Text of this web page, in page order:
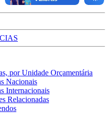
por Unidade Orçamentária
Nacionais
Internacionais
Relacionadas